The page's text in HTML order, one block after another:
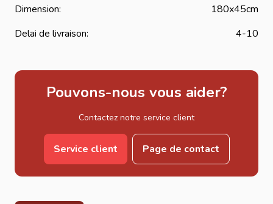
Dimension:
180x45cm
Delai de livraison:
4-10
Pouvons-nous vous aider?
Contactez notre service client
Service client Page de contact